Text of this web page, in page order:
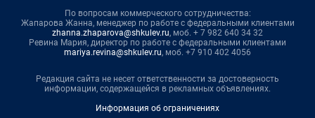
По вопросам коммерческого сотрудничества:
Жапарова Жанна, менеджер по работе с федеральными клиентами
zhanna.zhaparova@shkulev.ru, моб. + 7 982 640 34 32
Ревина Мария, директор по работе с федеральными клиентами
mariya.revina@shkulev.ru, моб. +7 910 402 4056
Редакция сайта не несет ответственности за достоверность
информации, содержащейся в рекламных объявлениях.
Информация об ограничениях